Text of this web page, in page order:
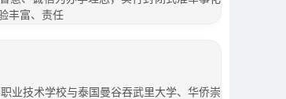
丰富、责任
业技术学校与泰国曼谷吞武里大学、华侨崇